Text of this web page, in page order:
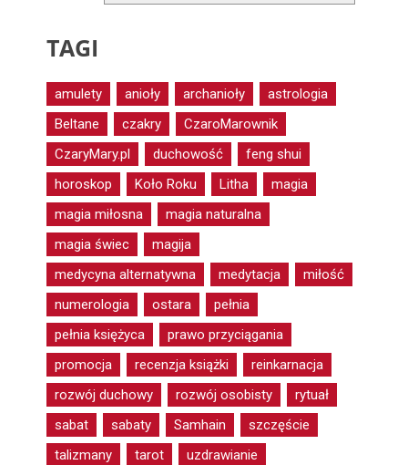
TAGI
amulety anioły archanioły
astrologia
Beltane
czakry
CzaroMarownik
CzaryMary.pl
duchowość
feng shui
horoskop
Koło Roku Litha
magia
magia miłosna
magia naturalna
magia świec
magija
medycyna alternatywna
medytacja
miłość
numerologia
ostara
pełnia
pełnia księżyca
prawo przyciągania
promocja
recenzja książki
reinkarnacja
rozwój duchowy
rozwój osobisty
rytuał
sabat
sabaty Samhain
szczęście
talizmany
tarot
uzdrawianie